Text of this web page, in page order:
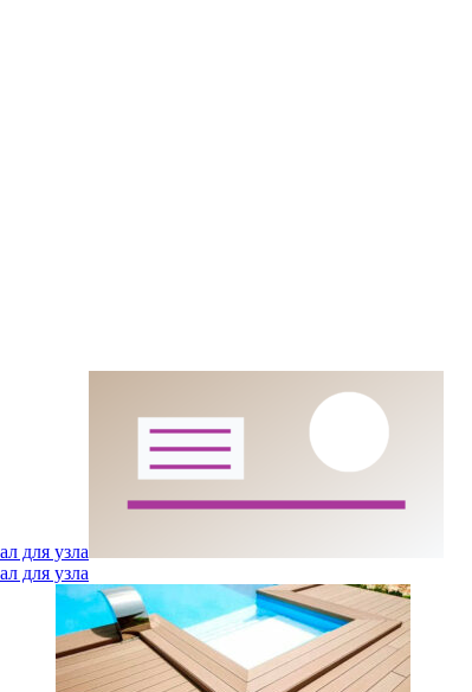
для узла
для узла